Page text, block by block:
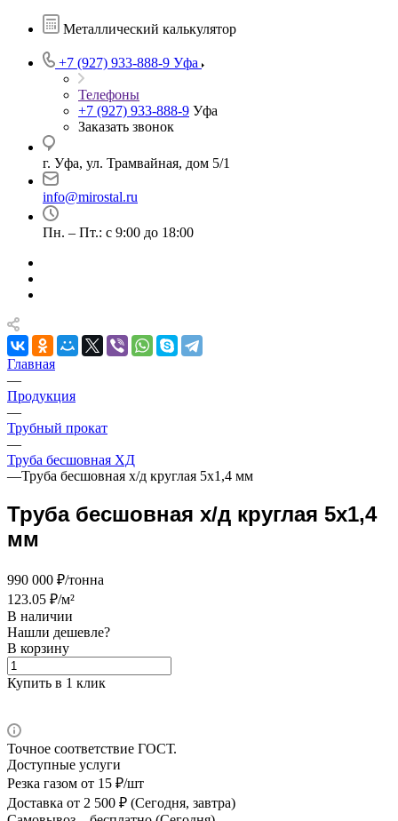
Металлический калькулятор
+7 (927) 933-888-9 Уфа
Телефоны
+7 (927) 933-888-9 Уфа
Заказать звонок
г. Уфа, ул. Трамвайная, дом 5/1
info@mirostal.ru
Пн. – Пт.: с 9:00 до 18:00
Главная
—
Продукция
—
Трубный прокат
—
Труба бесшовная ХД
—Труба бесшовная х/д круглая 5х1,4 мм
Труба бесшовная х/д круглая 5х1,4
мм
990 000 ₽/тонна
123.05 ₽/м²
В наличии
Нашли дешевле?
В корзину
Купить в 1 клик
Точное соответствие ГОСТ.
Доступные услуги
Резка газом от 15 ₽/шт
Доставка от 2 500 ₽ (Сегодня, завтра)